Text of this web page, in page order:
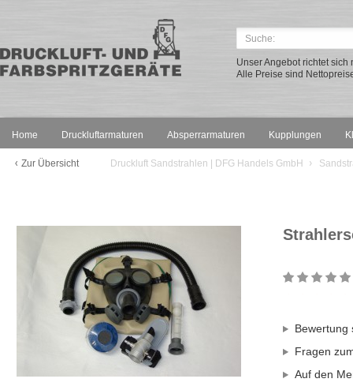
Unser Angebot richtet
Alle Preise sind
Home Druckluftarmaturen Absperrarmaturen Kupplungen
Zur Übersicht Druckluft Sandstrahlen | DFG Handels GmbH
Bewertung
Fragen
Auf den